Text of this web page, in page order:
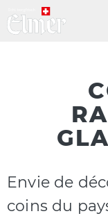
Envie de
coins du